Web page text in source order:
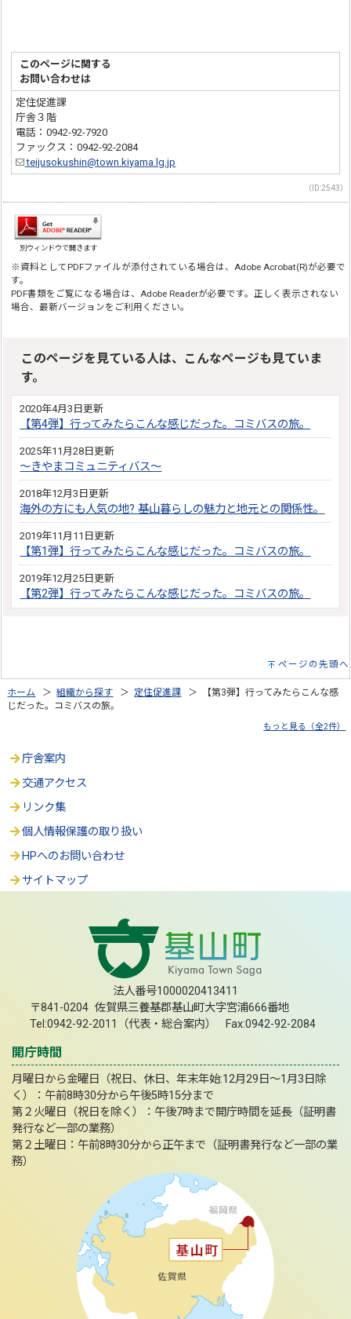
このページに関する
お問い合わせは
定住促進課
庁舎３階
電話：0942-92-7920
ファックス：0942-92-2084
teijusokushin@town.kiyama.lg.jp
（ID:2543）
別ウィンドウで開きます
※資料としてPDFファイルが添付されている場合は、Adobe Acrobat(R)が必要で
す。
PDF書類をご覧になる場合は、Adobe Readerが必要です。正しく表示されない
場合、最新バージョンをご利用ください。
このページを見ている人は、こんなページも見ていま
す。
2020年4月3日更新
【第4弾】行ってみたらこんな感じだった。コミバスの旅。
2025年11月28日更新
～きやまコミュニティバス～
2018年12月3日更新
海外の方にも人気の地? 基山暮らしの魅力と地元との関係性。
2019年11月11日更新
【第1弾】行ってみたらこんな感じだった。コミバスの旅。
2019年12月25日更新
【第2弾】行ってみたらこんな感じだった。コミバスの旅。
ページの先頭へ
ホーム ＞組織から探す ＞ 定住促進課 ＞ 【第3弾】行ってみたらこんな感
じだった。コミバスの旅。
もっと見る（全2件）
庁舎案内
交通アクセス
リンク集
個人情報保護の取り扱い
HPへのお問い合わせ
サイトマップ
法人番号1000020413411
〒841-0204 佐賀県三養基郡基山町大字宮浦666番地
Tel:0942-92-2011（代表・総合案内） Fax:0942-92-2084
開庁時間
月曜日から金曜日（祝日、休日、年末年始:12月29日～1月3日除
く）：午前8時30分から午後5時15分まで
第２火曜日（祝日を除く）：午後7時まで開庁時間を延長（証明書
発行など一部の業務）
第２土曜日：午前8時30分から正午まで（証明書発行など一部の業
務）